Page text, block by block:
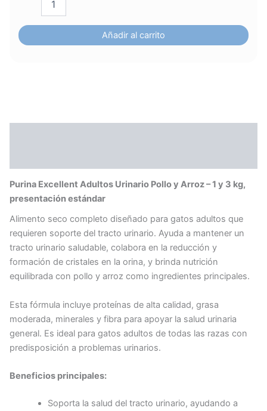
Añadir al carrito
Purina Excellent Adultos Urinario Pollo y Arroz – 1 y 3 kg,
presentación estándar
Alimento seco completo diseñado para gatos adultos que
requieren soporte del tracto urinario. Ayuda a mantener un
tracto urinario saludable, colabora en la reducción y
formación de cristales en la orina, y brinda nutrición
equilibrada con pollo y arroz como ingredientes principales.
Esta fórmula incluye proteínas de alta calidad, grasa
moderada, minerales y fibra para apoyar la salud urinaria
general. Es ideal para gatos adultos de todas las razas con
predisposición a problemas urinarios.
Beneficios principales:
Soporta la salud del tracto urinario, ayudando a